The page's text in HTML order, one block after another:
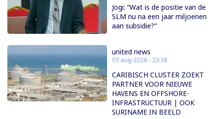
Jogi: “Wat is de positie van de
SLM nu na een jaar miljoenen
aan subsidie?”
united news
07-aug-2026 - 23:38
CARIBISCH CLUSTER ZOEKT
PARTNER VOOR NIEUWE
HAVENS EN OFFSHORE-
INFRASTRUCTUUR | OOK
SURINAME IN BEELD